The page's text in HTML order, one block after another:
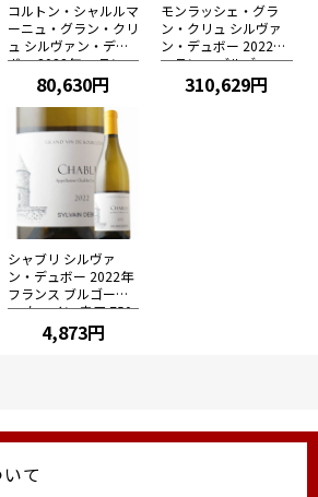
コルトン・シャルルマ
ーニュ・グラン・クリ
ュ シルヴァン・デュ
ボー 2022年 フランス
ブルゴーニュ 白ワイ
ン 辛口 750ml
80,630円
モンラッシェ・グラ
ン・クリュ シルヴァ
ン・デュボー 2022年
フランス ブルゴーニ
ュ 白ワイン 辛口 750
310,629円
シャブリ シルヴァ
ン・デュボー 2022年
フランス ブルゴーニ
ュ 白ワイン 辛口 750
4,873円
て